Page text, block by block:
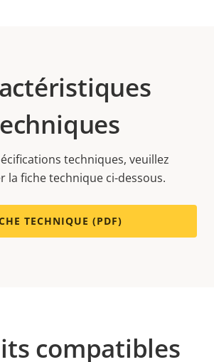
techniques, veuillez
la fiche technique ci-dessous.
TECHNIQUE (PDF)
compatibles